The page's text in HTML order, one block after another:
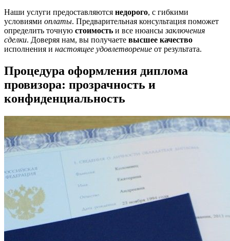
Наши услуги предоставляются недорого, с гибкими
условиями оплаты. Предварительная консультация поможет
определить точную стоимость и все нюансызаключения
сделки. Доверяя нам, вы получаете высшее качество
исполнения и настоящее удовлетворение от результата.
Процедура оформления диплома
провизора: прозрачность и
конфиденциальность